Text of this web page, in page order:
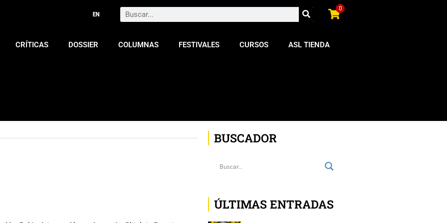
Search 0
CRÍTICAS DOSSIER COLUMNAS FESTIVALES CURSOS ASL TIENDA
BUSCADOR
ÚLTIMAS ENTRADAS